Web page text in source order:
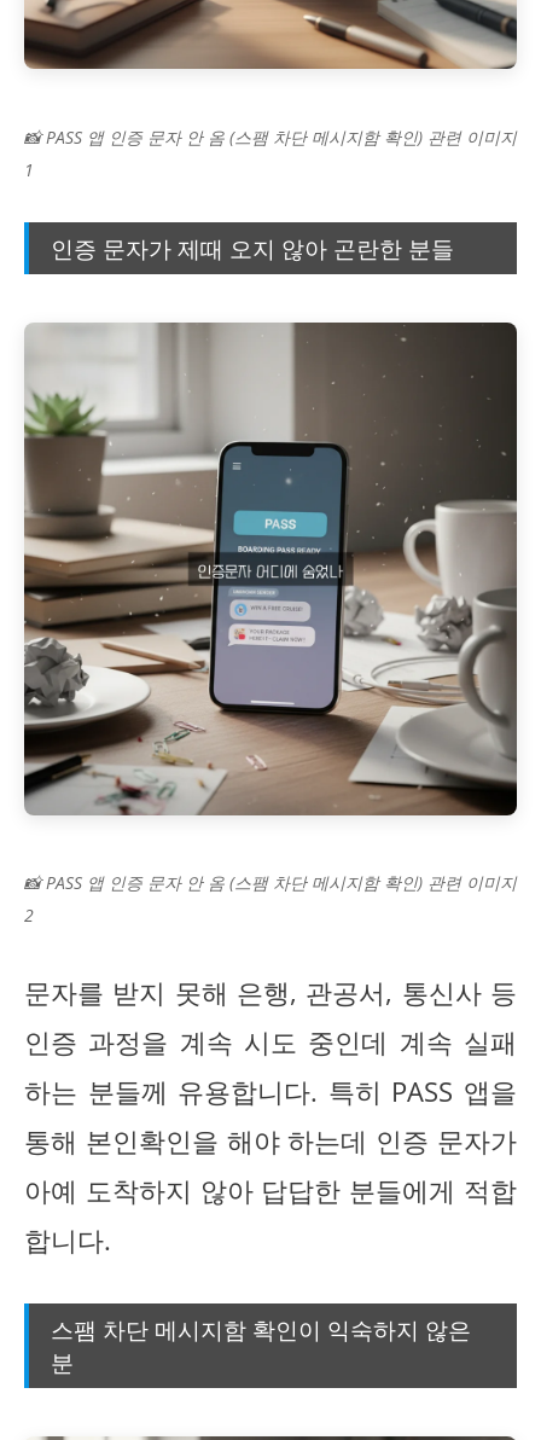
📸 PASS 앱 인증 문자 안 옴 (스팸 차단 메시지함 확인) 관련 이미지
1
인증 문자가 제때 오지 않아 곤란한 분들
📸 PASS 앱 인증 문자 안 옴 (스팸 차단 메시지함 확인) 관련 이미지
2
문자를 받지 못해 은행, 관공서, 통신사 등
인증 과정을 계속 시도 중인데 계속 실패
하는 분들께 유용합니다. 특히 PASS 앱을
통해 본인확인을 해야 하는데 인증 문자가
아예 도착하지 않아 답답한 분들에게 적합
합니다.
스팸 차단 메시지함 확인이 익숙하지 않은
분